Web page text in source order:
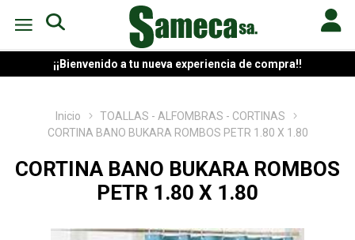
¡¡Bienvenido a tu nueva experiencia de compra!!
Inicio
TOALLAS - ALFOMBRAS - CORTINAS
CORTINA BANO BUKARA ROMBOS PETR 1.80 X 1.80
CORTINA BANO BUKARA ROMBOS
PETR 1.80 X 1.80